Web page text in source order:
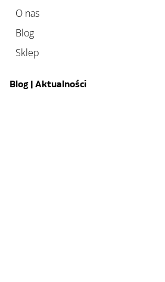
O nas
Blog
Sklep
Blog | Aktualności